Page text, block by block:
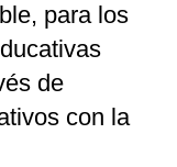
para los
de
con la